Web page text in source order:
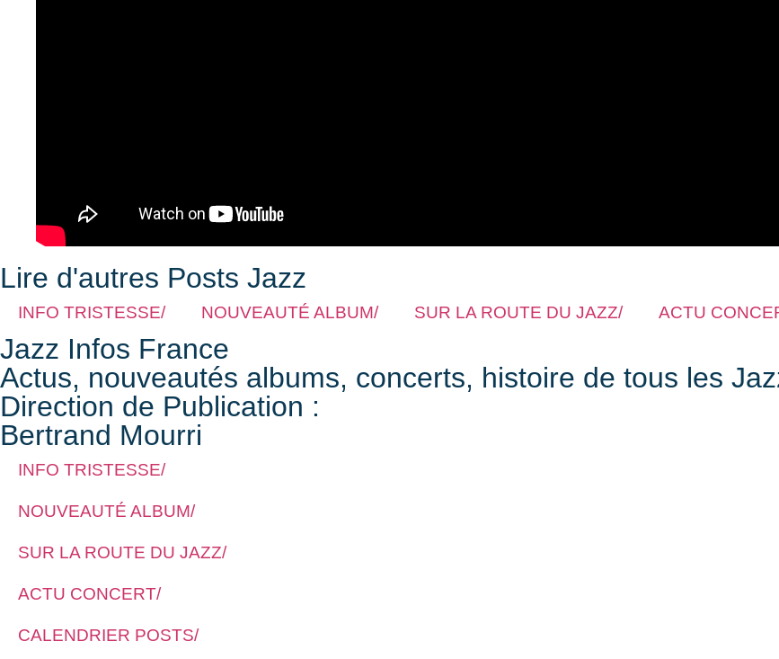
Lire d'autres Posts Jazz
INFO TRISTESSE/ NOUVEAUTÉ ALBUM/ SUR LA ROUTE DU JAZZ/ ACTU
Jazz Infos France
Actus, nouveautés albums, concerts, histoire de tous les
Direction de Publication :
Bertrand Mourri
INFO TRISTESSE/
NOUVEAUTÉ ALBUM/
SUR LA ROUTE DU JAZZ/
ACTU CONCERT/
CALENDRIER POSTS/